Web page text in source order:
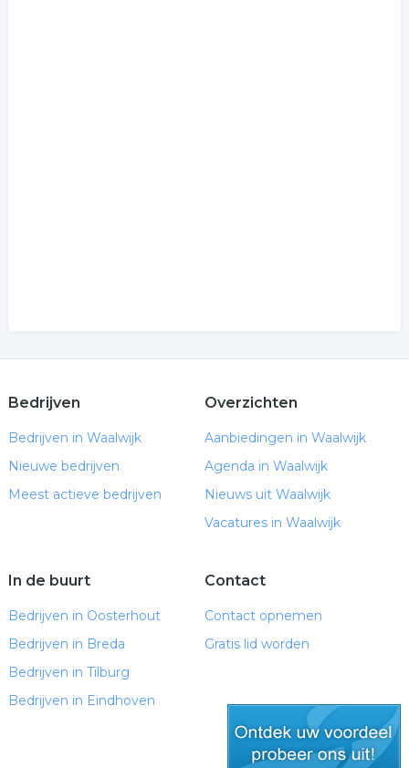
Bedrijven
Bedrijven in Waalwijk
Nieuwe bedrijven
Meest actieve bedrijven
Overzichten
Aanbiedingen in Waalwijk
Agenda in Waalwijk
Nieuws uit Waalwijk
Vacatures in Waalwijk
In de buurt
Bedrijven in Oosterhout
Bedrijven in Breda
Bedrijven in Tilburg
Bedrijven in Eindhoven
Contact
Contact opnemen
Gratis lid worden